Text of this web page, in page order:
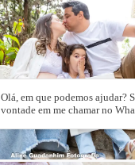
Olá, em que podemos ajudar?
vontade em me chamar no